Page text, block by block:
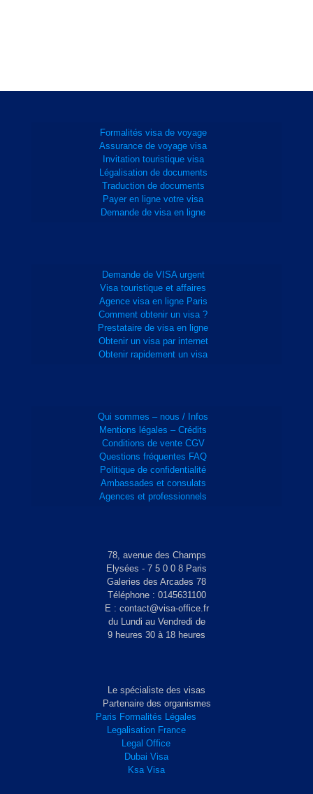
Formalités visa de voyage
Assurance de voyage visa
Invitation touristique visa
Légalisation de documents
Traduction de documents
Payer en ligne votre visa
Demande de visa en ligne
Demande de VISA urgent
Visa touristique et affaires
Agence visa en ligne Paris
Comment obtenir un visa ?
Prestataire de visa en ligne
Obtenir un visa par internet
Obtenir rapidement un visa
Qui sommes – nous / Infos
Mentions légales – Crédits
Conditions de vente CGV
Questions fréquentes FAQ
Politique de confidentialité
Ambassades et consulats
Agences et professionnels
78, avenue des Champs
Elysées - 7 5 0 0 8 Paris
Galeries des Arcades 78
Téléphone : 0145631100
E : contact@visa-office.fr
du Lundi au Vendredi de
9 heures 30 à 18 heures
Le spécialiste des visas
Partenaire des organismes
Paris Formalités Légales
Legalisation France
Legal Office
Dubai Visa
Ksa Visa